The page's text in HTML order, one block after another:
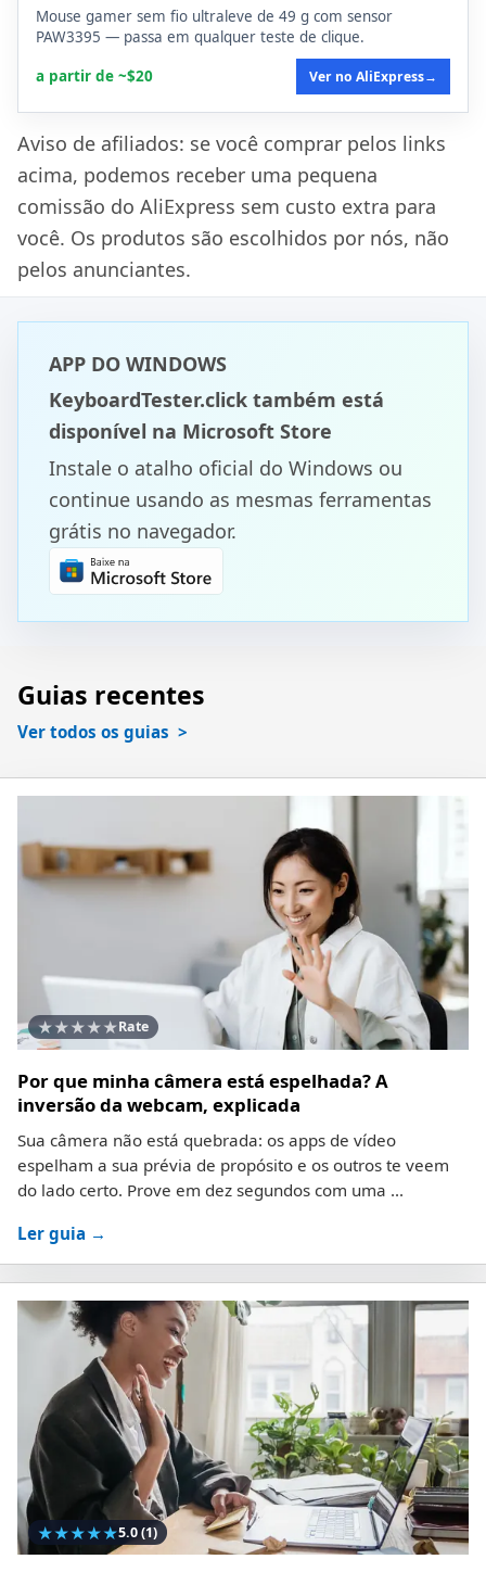
Mouse gamer sem fio ultraleve de 49 g com sensor
PAW3395 — passa em qualquer teste de clique.
a partir de ~$20
Ver no AliExpress→
Aviso de afiliados: se você comprar pelos links
acima, podemos receber uma pequena
comissão do AliExpress sem custo extra para
você. Os produtos são escolhidos por nós, não
pelos anunciantes.
APP DO WINDOWS
KeyboardTester.click também está
disponível na Microsoft Store
Instale o atalho oficial do Windows ou
continue usando as mesmas ferramentas
grátis no navegador.
Guias recentes
Ver todos os guias
★★★★★Rate
Por que minha câmera está espelhada? A
inversão da webcam, explicada
Sua câmera não está quebrada: os apps de vídeo
espelham a sua prévia de propósito e os outros te veem
do lado certo. Prove em dez segundos com uma ...
Ler guia →
★★★★★5.0(1)